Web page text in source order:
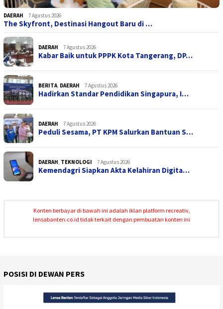
DAERAH 7 Agustus 2026
The Skyfront, Destinasi Hangout Baru di …
DAERAH 7 Agustus 2026
Kabar Baik untuk PPPK Kota Tangerang, DP…
BERITA DAERAH 7 Agustus 2026
Hadirkan Standar Pendidikan Singapura, I…
DAERAH 7 Agustus 2026
Peduli Sesama, PT KPM Salurkan Bantuan S…
DAERAH TEKNOLOGI 7 Agustus 2026
Kemendagri Siapkan Akta Kelahiran Digita…
Konten berbayar di bawah ini adalah iklan platform recreativ,
lensabanten.co.id tidak terkait dengan pembuatan konten ini
POSISI DI DEWAN PERS